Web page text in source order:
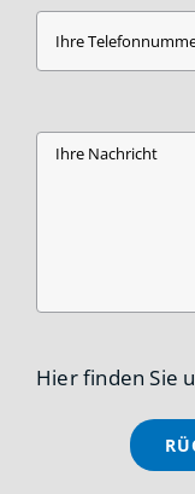
Hier finden Sie